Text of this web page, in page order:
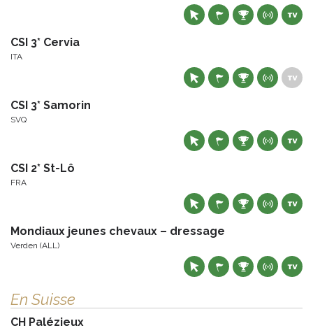
CSI 3* Cervia
ITA
CSI 3* Samorin
SVQ
CSI 2* St-Lô
FRA
Mondiaux jeunes chevaux – dressage
Verden (ALL)
En Suisse
CH Palézieux